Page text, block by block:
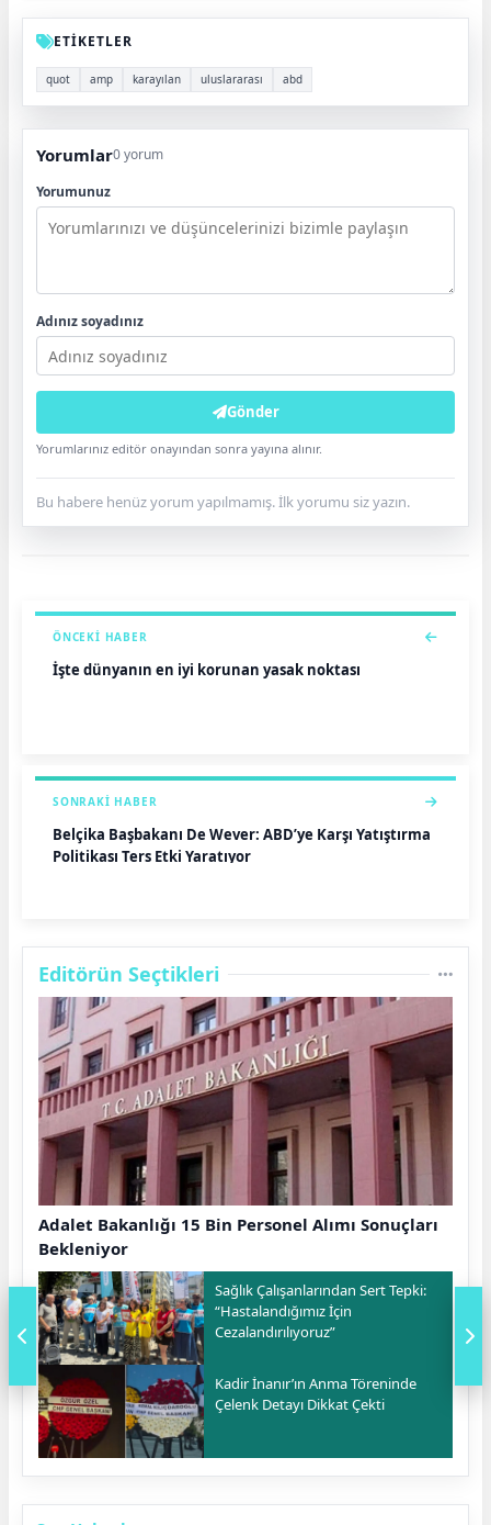
ETİKETLER
quot amp karayılan uluslararası abd
Yorumlar0 yorum
Yorumunuz
Adınız soyadınız
Gönder
Yorumlarınız editör onayından sonra yayına alınır.
Bu habere henüz yorum yapılmamış. İlk yorumu siz yazın.
ÖNCEKI HABER
İşte dünyanın en iyi korunan yasak noktası
SONRAKI HABER
Belçika Başbakanı De Wever: ABD’ye Karşı Yatıştırma
Politikası Ters Etki Yaratıyor
Editörün Seçtikleri
Adalet Bakanlığı 15 Bin Personel Alımı Sonuçları
Bekleniyor
Sağlık Çalışanlarından Sert Tepki:
“Hastalandığımız İçin
Cezalandırılıyoruz”
Kadir İnanır’ın Anma Töreninde
Çelenk Detayı Dikkat Çekti